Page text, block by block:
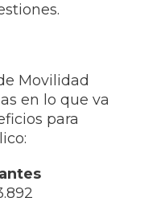
Movilidad
en lo que va
para